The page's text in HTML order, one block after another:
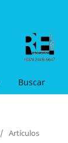
Buscar
/ Artículos